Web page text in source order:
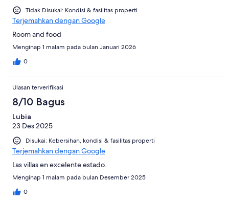
Tidak Disukai: Kondisi & fasilitas properti
Terjemahkan dengan Google
Room and food
Menginap 1 malam pada bulan Januari 2026
0
Ulasan terverifikasi
8/10 Bagus
Lubia
23 Des 2025
Disukai: Kebersihan, kondisi & fasilitas properti
Terjemahkan dengan Google
Las villas en excelente estado.
Menginap 1 malam pada bulan Desember 2025
0